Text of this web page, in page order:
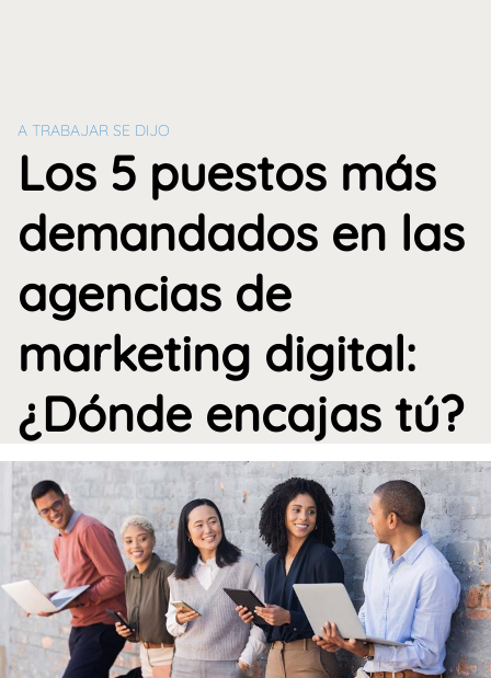
A TRABAJAR SE DIJO
Los 5 puestos más
demandados en las
agencias de
marketing digital:
¿Dónde encajas tú?